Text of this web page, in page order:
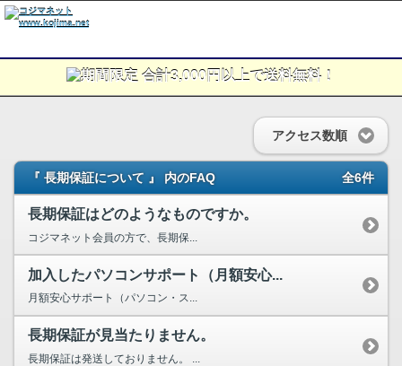
アクセス数順
『 長期保証について 』 内のFAQ 全6件
長期保証はどのようなものですか。
コジマネット会員の方で、長期保...
加入したパソコンサポート（月額安心...
月額安心サポート（パソコン・ス...
長期保証が見当たりません。
長期保証は発送しておりません。 ...